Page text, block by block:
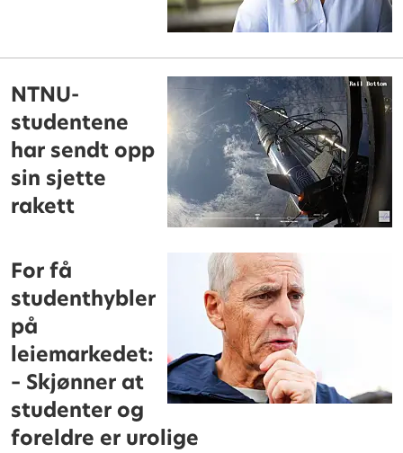
NTNU-
studentene
har sendt opp
sin sjette
rakett
For få
studenthybler
på
leiemarkedet:
– Skjønner at
studenter og
foreldre er urolige